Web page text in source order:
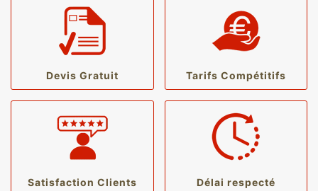
Devis Gratuit Tarifs Compétitifs
Satisfaction Clients Délai respecté